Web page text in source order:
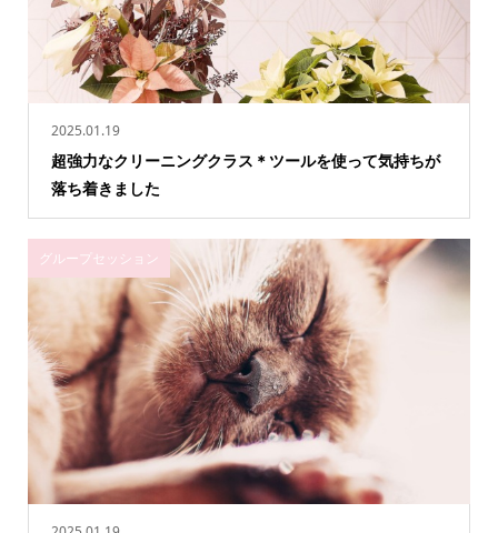
2025.01.19
超強力なクリーニングクラス＊ツールを使って気持ちが
落ち着きました
グループセッション